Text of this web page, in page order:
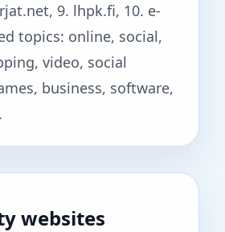
9. lhpk.fi, 10. e-
topics: online, social,
video, social
business, software,
websites